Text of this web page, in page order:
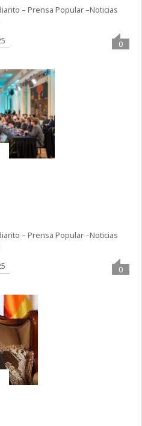
– Prensa Popular –Noticias
0
– Prensa Popular –Noticias
0